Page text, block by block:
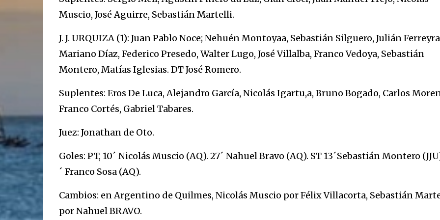
Muscio, José Aguirre, Sebastián Martelli.
J. J. URQUIZA (1): Juan Pablo Noce; Nehuén Montoyaa, Sebastián Silguero, Julián
Mariano Díaz, Federico Presedo, Walter Lugo, José Villalba, Franco Vedoya, Sebastián
Montero, Matías Iglesias. DT José Romero.
Suplentes: Eros De Luca, Alejandro García, Nicolás Igartu,a, Bruno Bogado, Carlos
Franco Cortés, Gabriel Tabares.
Juez: Jonathan de Oto.
Goles: PT, 10´ Nicolás Muscio (AQ). 27´ Nahuel Bravo (AQ). ST 13´Sebastián Montero
´ Franco Sosa (AQ).
Cambios: en Argentino de Quilmes, Nicolás Muscio por Félix Villacorta, Sebastián
por Nahuel BRAVO.